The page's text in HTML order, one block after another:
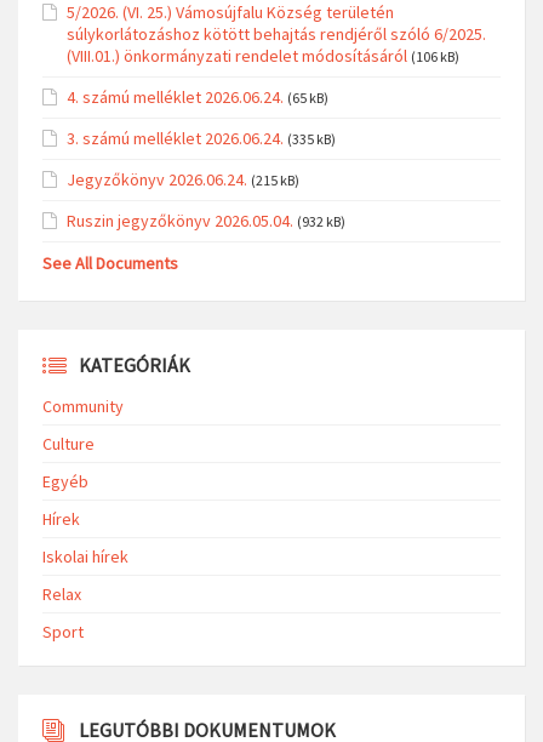
5/2026. (VI. 25.) Vámosújfalu Község területén
súlykorlátozáshoz kötött behajtás rendjéről szóló 6/2025.
(VIII.01.) önkormányzati rendelet módosításáról (106 kB)
4. számú melléklet 2026.06.24. (65 kB)
3. számú melléklet 2026.06.24. (335 kB)
Jegyzőkönyv 2026.06.24. (215 kB)
Ruszin jegyzőkönyv 2026.05.04. (932 kB)
See All Documents
KATEGÓRIÁK
Community
Culture
Egyéb
Hírek
Iskolai hírek
Relax
Sport
LEGUTÓBBI DOKUMENTUMOK